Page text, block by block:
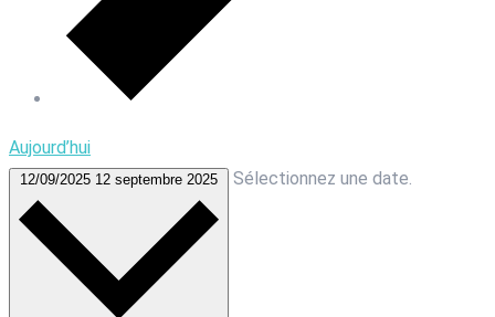
Aujourd’hui
12/09/2025 12 septembre 2025 Sélectionnez une date.